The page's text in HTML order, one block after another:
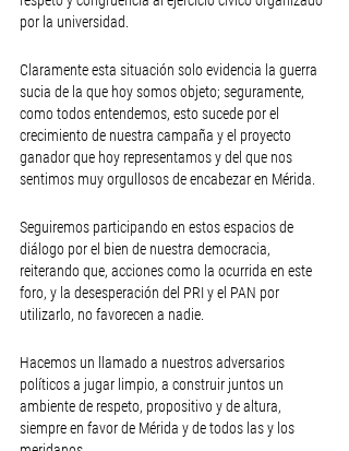
por la universidad.
Claramente esta situación solo evidencia la guerra
sucia de la que hoy somos objeto; seguramente,
como todos entendemos, esto sucede por el
crecimiento de nuestra campaña y el proyecto
ganador que hoy representamos y del que nos
sentimos muy orgullosos de encabezar en Mérida.
Seguiremos participando en estos espacios de
diálogo por el bien de nuestra democracia,
reiterando que, acciones como la ocurrida en este
foro, y la desesperación del PRI y el PAN por
utilizarlo, no favorecen a nadie.
Hacemos un llamado a nuestros adversarios
políticos a jugar limpio, a construir juntos un
ambiente de respeto, propositivo y de altura,
siempre en favor de Mérida y de todos las y los